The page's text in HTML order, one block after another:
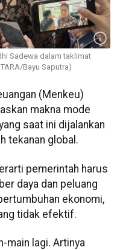
Sadewa dalam taklimat
Bayu Saputra)
(Menkeu)
makna mode
saat ini dijalankan
tekanan global.
pemerintah harus
daya dan peluang
ekonomi,
tidak efektif.
main lagi. Artinya